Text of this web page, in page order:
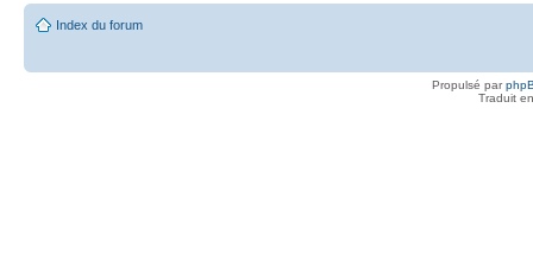
Index du forum
Propulsé par
Traduit